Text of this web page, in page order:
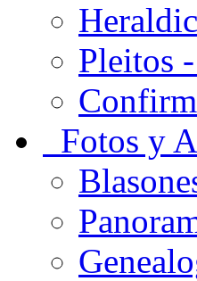
Pleitos
Fotos y